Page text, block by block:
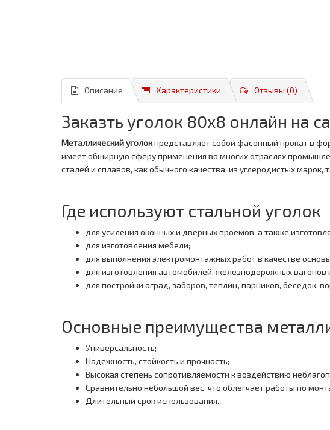
Описание Характеристики Отзывы (0)
Заказть уголок 80x8 онлайн на
Металлический уголокпредставляет собой фасонный прокат в
имеет обширную сферу применения во многих отраслях
сталей и сплавов, как обычного качества, из углеродистых
Где используют стальной уголок
для усиления оконных и дверных проемов, а также
для изготовления мебели;
для выполнения электромонтажных работ в качестве
для изготовления автомобилей, железнодорожных вагонов
для постройки оград, заборов, теплиц, парников, беседок,
Основные преимущества
Универсальность;
Надежность, стойкость и прочность;
Высокая степень сопротивляемости к воздействию
Сравнительно небольшой вес, что облегчает работы по
Длительный срок использования.